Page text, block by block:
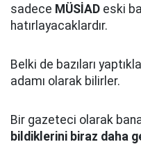
sadece MÜSİAD eski
hatırlayacaklardır.
Belki de bazıları
adamı olarak bilirler.
Bir gazeteci olarak
bildiklerini biraz daha